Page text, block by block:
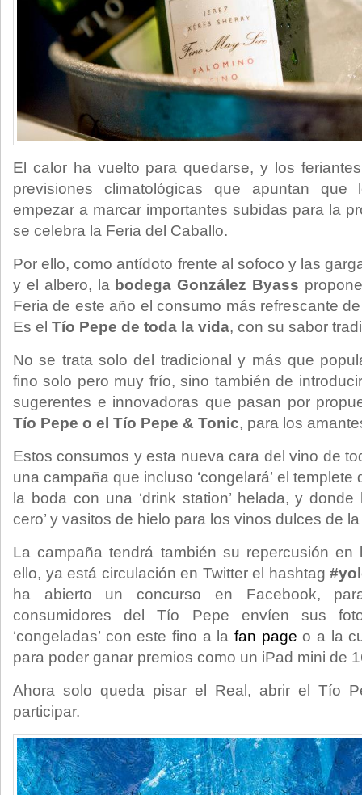
El calor ha vuelto para quedarse, y los
previsiones climatológicas que apuntan
empezar a marcar importantes subidas para la
se celebra la Feria del Caballo.
Por ello, como antídoto frente al sofoco y las
y el albero, la bodega González Byass
Feria de este año el consumo más refrescante
Es el Tío Pepe de toda la vida, con su sabor
No se trata solo del tradicional y más que
fino solo pero muy frío, sino también de
sugerentes e innovadoras que pasan por
Tío Pepe o el Tío Pepe & Tonic, para los
Estos consumos y esta nueva cara del vino de
una campaña que incluso ‘congelará’ el
la boda con una ‘drink station’ helada, y
cero’ y vasitos de hielo para los vinos dulces de
La campaña tendrá también su repercusión en
ello, ya está circulación en Twitter el hashtag
ha abierto un concurso en Facebook,
consumidores del Tío Pepe envíen sus
‘congeladas’ con este fino a la fan page o a la
para poder ganar premios como un iPad mini de
Ahora solo queda pisar el Real, abrir el Tío
participar.